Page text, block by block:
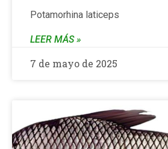
Potamorhina laticeps
LEER MÁS »
7 de mayo de 2025